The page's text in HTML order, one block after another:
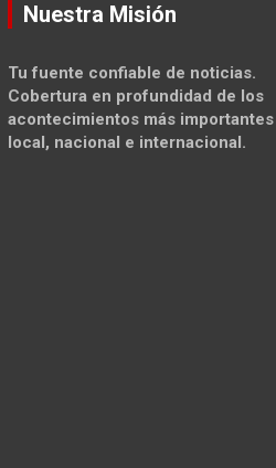
Nuestra Misión
Tu fuente confiable de noticias.
Cobertura en profundidad de los
acontecimientos más importantes
local, nacional e internacional.